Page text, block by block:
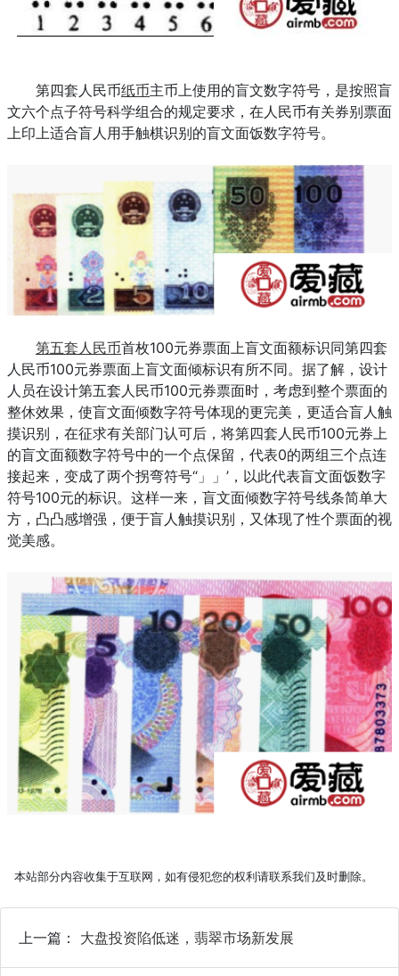
第四套人民币纸币主币上使用的盲文数字符号，是按照盲
文六个点子符号科学组合的规定要求，在人民币有关券别票面
上印上适合盲人用手触棋识别的盲文面饭数字符号。
第五套人民币首枚100元券票面上盲文面额标识同第四套
人民币100元券票面上盲文面倾标识有所不同。据了解，设计
人员在设计第五套人民币100元券票面时，考虑到整个票面的
整休效果，使盲文面倾数字符号体现的更完美，更适合盲人触
摸识别，在征求有关部门认可后，将第四套人民币100元券上
的盲文面额数字符号中的一个点保留，代表0的两组三个点连
接起来，变成了两个拐弯符号“」」’，以此代表盲文面饭数字
符号100元的标识。这样一来，盲文面倾数字符号线条简单大
方，凸凸感增强，便于盲人触摸识别，又体现了性个票面的视
觉美感。
本站部分内容收集于互联网，如有侵犯您的权利请联系我们及时删除。
上一篇： 大盘投资陷低迷，翡翠市场新发展